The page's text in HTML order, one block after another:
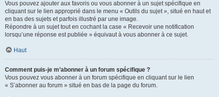
Vous pouvez ajouter aux favoris ou vous abonner à un sujet spécifique en
cliquant sur le lien approprié dans le menu « Outils du sujet », situé en haut et
en bas des sujets et parfois illustré par une image.
Répondre à un sujet tout en cochant la case « Recevoir une notification
lorsqu’une réponse est publiée » équivaut à vous abonner à ce sujet.
Haut
Comment puis-je m’abonner à un forum spécifique ?
Vous pouvez vous abonner à un forum spécifique en cliquant sur le lien
« S’abonner au forum » situé en bas de la page du forum.